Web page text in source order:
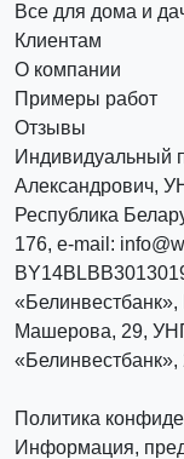
Все для дома и
Клиентам
О компании
Примеры работ
Отзывы
Индивидуальный
Александрович,
Республика
176, e-mail:
Машерова, 29,
«Белинвестбанк»,
Политика
Информация,